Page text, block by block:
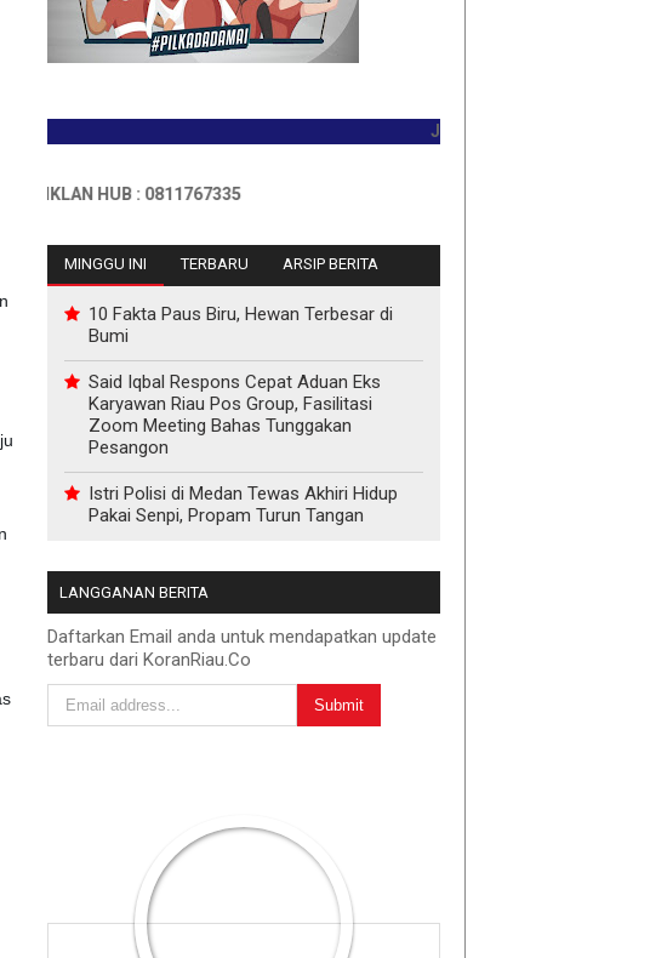
JADILAH PEMBACA PERTAMA
HUB : 0811767335
MINGGU INI TERBARU ARSIP BERITA
10 Fakta Paus Biru, Hewan Terbesar di
Bumi
Said Iqbal Respons Cepat Aduan Eks
Karyawan Riau Pos Group, Fasilitasi
Zoom Meeting Bahas Tunggakan
Pesangon
Istri Polisi di Medan Tewas Akhiri Hidup
Pakai Senpi, Propam Turun Tangan
LANGGANAN BERITA
Daftarkan Email anda untuk mendapatkan update
terbaru dari KoranRiau.Co